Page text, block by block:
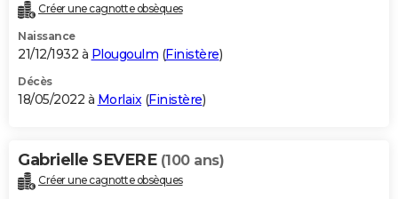
Créer une cagnotte obsèques
Naissance
21/12/1932 à Plougoulm (Finistère)
Décès
18/05/2022 à Morlaix(Finistère)
Gabrielle SEVERE (100 ans)
Créer une cagnotte obsèques